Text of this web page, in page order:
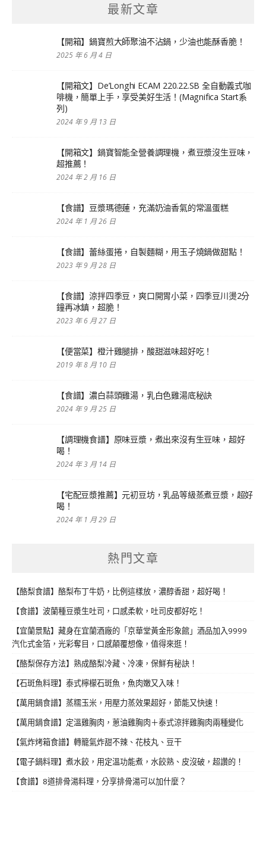
最新文章
【開箱】鍋寶煎大師聚油不沾鍋，少油也能酥香脆！
2025 年 6 月 4 日
【開箱文】De’Longhi ECAM 220.22.SB 全自動義式咖
啡機，簡單上手，享受美好生活！(Magnifica Start系
列)
2024 年 9 月 13 日
【開箱文】鍋寶智能全營養調理機，煮豆漿沒生豆味，
超推薦！
2024 年 2 月 16 日
【食譜】豆漿瑪德蓮，充滿奶油香氣的常溫蛋糕
2024 年 1 月 26 日
【食譜】蕾絲蛋捲，自製麵糊，用玉子燒鍋做甜點！
2023 年 9 月 28 日
【食譜】涼拌四季豆，爽口開胃小菜，四季豆川燙2分
鐘再冰鎮，超脆！
2023 年 6 月 27 日
【便當菜】橙汁雞腿排，酸甜滋味超好吃！
2019 年 8 月 10 日
【食譜】濃白蒜頭雞湯，乳白色雞湯底秘訣
2024 年 9 月 25 日
【調理機食譜】原味豆漿，煮出來沒有生豆味，超好
喝！
2024 年 3 月 14 日
【宅配豆漿推薦】元初豆坊，乳品等級蒸煮豆漿，超好
喝！
2024 年 1 月 29 日
熱門文章
【酪梨食譜】酪梨布丁牛奶，比例這樣放，濃醇香甜，超好喝！
【食譜】波蘭種豆漿生吐司，口感柔軟，吐司皮都好吃！
【宜蘭景點】藏身在宜蘭酒廠的「京華堂黃金形象館」酒品加入9999
汽化式金箔，光彩奪目，口感顛覆想像，值得來逛！
【酪梨保存方法】熟成酪梨冷藏、冷凍，保鮮有秘訣！
【石斑魚料理】泰式檸檬石斑魚，魚肉嫩又入味！
【萬用鍋食譜】蒸糯玉米，用壓力蒸效果超好，節能又快速！
【萬用鍋食譜】定溫雞胸肉，蔥油雞胸肉＋泰式涼拌雞胸肉兩種變化
【氣炸烤箱食譜】轉籠氣炸甜不辣、花枝丸、豆干
【電子鍋料理】煮水餃，用定溫功能煮，水餃熟、皮沒破，超讚的！
【食譜】8道排骨湯料理，分享排骨湯可以加什麼？